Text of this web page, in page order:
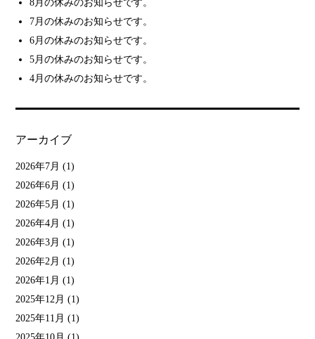
8月の休みのお知らせです。
7月の休みのお知らせです。
6月の休みのお知らせです。
5月の休みのお知らせです。
4月の休みのお知らせです。
アーカイブ
2026年7月 (1)
2026年6月 (1)
2026年5月 (1)
2026年4月 (1)
2026年3月 (1)
2026年2月 (1)
2026年1月 (1)
2025年12月 (1)
2025年11月 (1)